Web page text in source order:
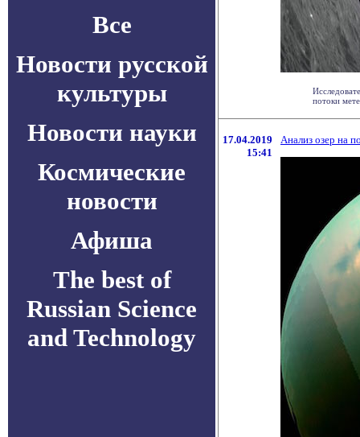
Все
Новости русской
культуры
Новости науки
Космические
новости
Афиша
The best of
Russian Science
and Technology
потоки
17.04.2019
15:41
Анализ озер на